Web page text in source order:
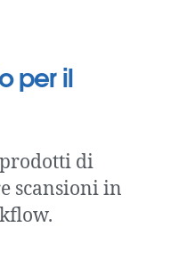
per il
prodotti di
scansioni in